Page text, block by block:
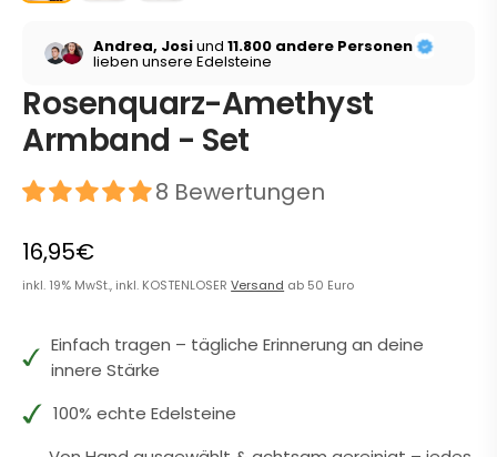
Andrea, Josiund11.800 andere Personen
lieben unsere Edelsteine
Rosenquarz-Amethyst
Armband - Set
8 Bewertungen
16,95€
inkl. 19% MwSt., inkl. KOSTENLOSERVersand ab 50 Euro
Einfach tragen – tägliche Erinnerung an deine
innere Stärke
100% echte Edelsteine